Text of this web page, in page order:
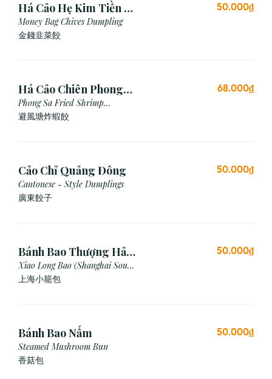
Há Cảo Hẹ Kim Tiền (3
Viên)
Money Bag Chives Dumpling
金錢韭菜餃
50.000₫
Há Cảo Chiên Phong
Sa
Phong Sa Fried Shrimp
Dumpling (Garlic Breadcrumb)
避風塘炸蝦餃
68.000₫
Cảo Chỉ Quảng Đông
Cantonese - Style Dumplings
廣東餃⼦
50.000₫
Bánh Bao Thượng Hải
(3 Viên)
Xiao Long Bao (Shanghai Soup
Dumpling)
上海小籠包
50.000₫
Bánh Bao Nấm
Steamed Mushroom Bun
香菇包
50.000₫